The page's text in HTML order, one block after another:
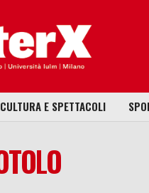
CULTURA E SPETTACOLI